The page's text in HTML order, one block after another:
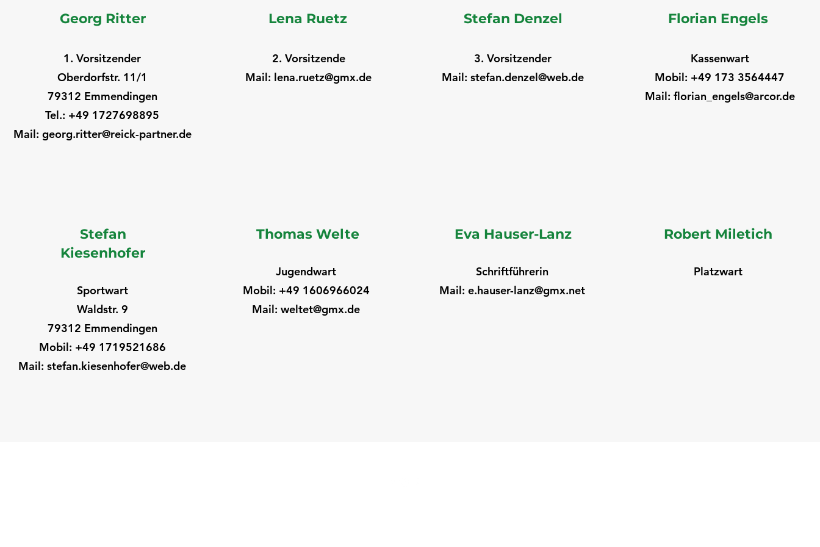
Georg Ritter
1. Vorsitzender
Oberdorfstr. 11/1
79312 Emmendingen
Tel.: +49 1727698895
Mail: georg.ritter@reick-partner.de
Lena Ruetz
2. Vorsitzende
Mail: lena.ruetz@gmx.de
Stefan Denzel
3. Vorsitzender
Mail: stefan.denzel@web.de
Florian Engels
Kassenwart
Mobil: +49 173 3564447
Mail: florian_engels@arcor.de
Stefan
Kiesenhofer
Sportwart
Waldstr. 9
79312 Emmendingen
Mobil: +49 1719521686
Mail: stefan.kiesenhofer@web.de
Thomas Welte
Jugendwart
Mobil: +49 1606966024
Mail: weltet@gmx.de
Eva Hauser-Lanz
Schriftführerin
Mail: e.hauser-lanz@gmx.net
Robert Miletich
Platzwart